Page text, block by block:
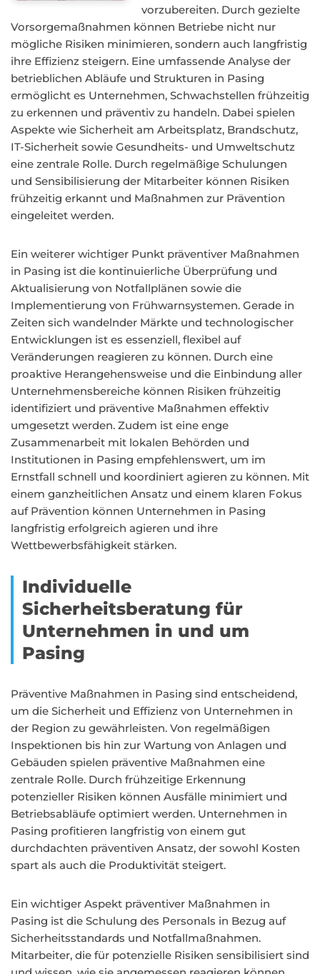
vorzubereiten. Durch gezielte
Vorsorgemaßnahmen können Betriebe nicht nur
mögliche Risiken minimieren, sondern auch langfristig
ihre Effizienz steigern. Eine umfassende Analyse der
betrieblichen Abläufe und Strukturen in Pasing
ermöglicht es Unternehmen, Schwachstellen frühzeitig
zu erkennen und präventiv zu handeln. Dabei spielen
Aspekte wie Sicherheit am Arbeitsplatz, Brandschutz,
IT-Sicherheit sowie Gesundheits- und Umweltschutz
eine zentrale Rolle. Durch regelmäßige Schulungen
und Sensibilisierung der Mitarbeiter können Risiken
frühzeitig erkannt und Maßnahmen zur Prävention
eingeleitet werden.
Ein weiterer wichtiger Punkt präventiver Maßnahmen
in Pasing ist die kontinuierliche Überprüfung und
Aktualisierung von Notfallplänen sowie die
Implementierung von Frühwarnsystemen. Gerade in
Zeiten sich wandelnder Märkte und technologischer
Entwicklungen ist es essenziell, flexibel auf
Veränderungen reagieren zu können. Durch eine
proaktive Herangehensweise und die Einbindung aller
Unternehmensbereiche können Risiken frühzeitig
identifiziert und präventive Maßnahmen effektiv
umgesetzt werden. Zudem ist eine enge
Zusammenarbeit mit lokalen Behörden und
Institutionen in Pasing empfehlenswert, um im
Ernstfall schnell und koordiniert agieren zu können. Mit
einem ganzheitlichen Ansatz und einem klaren Fokus
auf Prävention können Unternehmen in Pasing
langfristig erfolgreich agieren und ihre
Wettbewerbsfähigkeit stärken.
Individuelle
Sicherheitsberatung für
Unternehmen in und um
Pasing
Präventive Maßnahmen in Pasing sind entscheidend,
um die Sicherheit und Effizienz von Unternehmen in
der Region zu gewährleisten. Von regelmäßigen
Inspektionen bis hin zur Wartung von Anlagen und
Gebäuden spielen präventive Maßnahmen eine
zentrale Rolle. Durch frühzeitige Erkennung
potenzieller Risiken können Ausfälle minimiert und
Betriebsabläufe optimiert werden. Unternehmen in
Pasing profitieren langfristig von einem gut
durchdachten präventiven Ansatz, der sowohl Kosten
spart als auch die Produktivität steigert.
Ein wichtiger Aspekt präventiver Maßnahmen in
Pasing ist die Schulung des Personals in Bezug auf
Sicherheitsstandards und Notfallmaßnahmen.
Mitarbeiter, die für potenzielle Risiken sensibilisiert sind